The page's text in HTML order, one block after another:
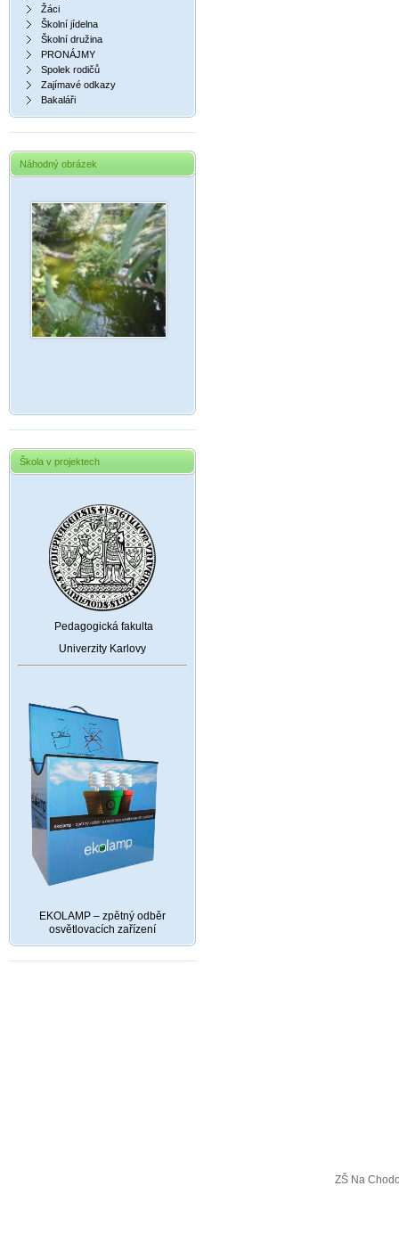
Žáci
Školní jídelna
Školní družina
PRONÁJMY
Spolek rodičů
Zajímavé odkazy
Bakaláři
Náhodný obrázek
Škola v projektech
Pedagogická fakulta
Univerzity Karlovy
EKOLAMP – zpětný odběr
osvětlovacích zařízení
ZŠ Na